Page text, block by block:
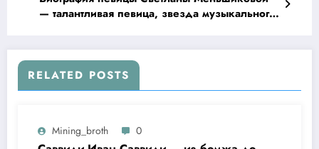
— талантливая певица, звезда музыкального
RELATED POSTS
Mining_broth 0